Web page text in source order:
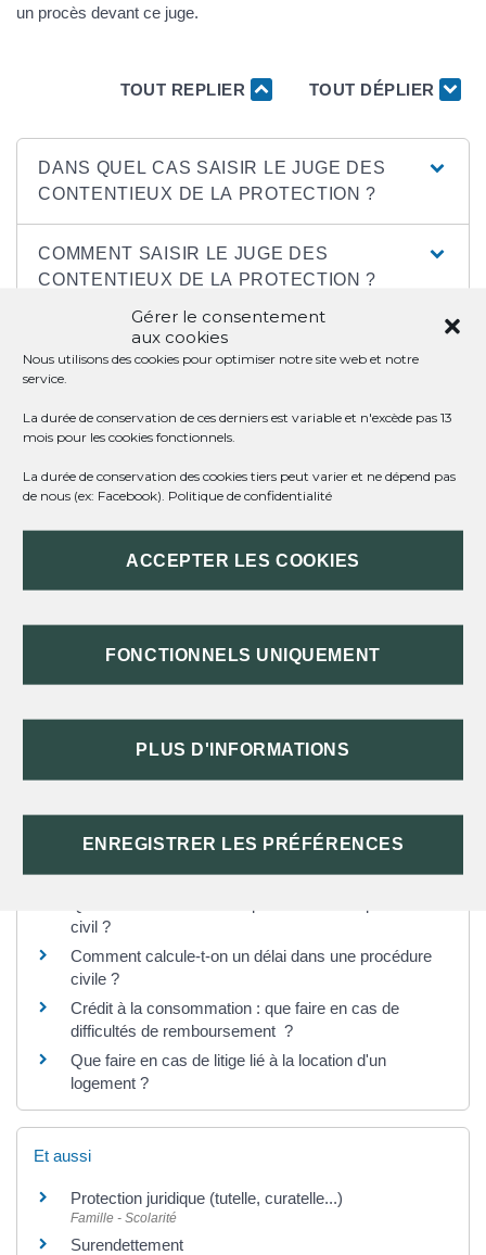
Gérer le consentement
aux cookies
Nous utilisons des cookies pour optimiser notre site web et notre
service.
La durée de conservation de ces derniers est variable et n'excède pas 13
mois pour les cookies fonctionnels.
La durée de conservation des cookies tiers peut varier et ne dépend pas
de nous (ex: Facebook). Politique de confidentialité
ACCEPTER LES COOKIES
FONCTIONNELS UNIQUEMENT
PLUS D'INFORMATIONS
ENREGISTRER LES PRÉFÉRENCES
un procès devant ce juge.
TOUT REPLIER TOUT DÉPLIER
DANS QUEL CAS SAISIR LE JUGE DES
CONTENTIEUX DE LA PROTECTION ?
COMMENT SAISIR LE JUGE DES
CONTENTIEUX DE LA PROTECTION ?
OÙ ADRESSER VOTRE DEMANDE AU
JUGE DES CONTENTIEUX DE LA
JUGE DES CONTENTIEUX DE LA
PROTECTION ?
TEXTES DE RÉFÉRENCE
Comment agir seul devant le tribunal ?
Comment agir rapidement devant le tribunal ?
L'avocat est-il obligatoire dans un procès civil ?
civil ?
Comment calcule-t-on un délai dans une procédure
civile ?
Crédit à la consommation : que faire en cas de
difficultés de remboursement ?
Que faire en cas de litige lié à la location d'un
logement ?
Et aussi
Protection juridique (tutelle, curatelle...)
Famille - Scolarité
Surendettement